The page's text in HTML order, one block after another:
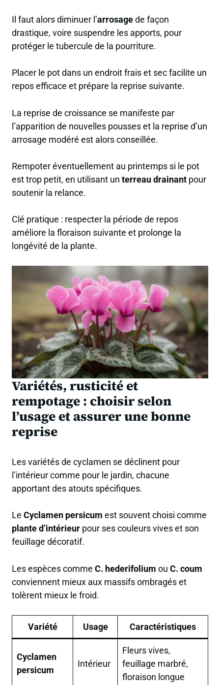
Il faut alors diminuer l’arrosagede façon
drastique, voire suspendre les apports, pour
protéger le tubercule de la pourriture.
Placer le pot dans un endroit frais et sec facilite un
repos efficace et prépare la reprise suivante.
La reprise de croissance se manifeste par
l’apparition de nouvelles pousses et la reprise d’un
arrosage modéré est alors conseillée.
Rempoter éventuellement au printemps si le pot
est trop petit, en utilisant un terreau drainant pour
soutenir la relance.
Clé pratique : respecter la période de repos
améliore la floraison suivante et prolonge la
longévité de la plante.
Variétés, rusticité et
rempotage : choisir selon
l’usage et assurer une bonne
reprise
Les variétés de cyclamen se déclinent pour
l’intérieur comme pour le jardin, chacune
apportant des atouts spécifiques.
Le Cyclamen persicum est souvent choisi comme
plante d’intérieur pour ses couleurs vives et son
feuillage décoratif.
Les espèces comme C. hederifolium ou C. coum
conviennent mieux aux massifs ombragés et
tolèrent mieux le froid.
Variété Usage Caractéristiques
Cyclamen
persicum
Intérieur
Fleurs vives,
feuillage marbré,
floraison longue